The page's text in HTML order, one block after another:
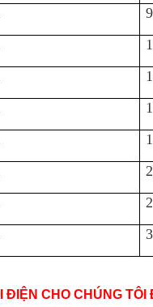
ĐIỆN CHO CHÚNG